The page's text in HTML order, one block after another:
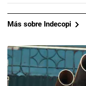
Más sobre Indecopi